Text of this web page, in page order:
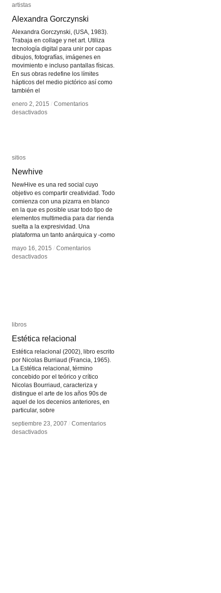
artistas
Alexandra Gorczynski
Alexandra Gorczynski, (USA, 1983).
Trabaja en collage y net art. Utiliza
tecnología digital para unir por capas
dibujos, fotografías, imágenes en
movimiento e incluso pantallas físicas.
En sus obras redefine los límites
hápticos del medio pictórico así como
también el
enero 2, 2015 / Comentarios
desactivadosen
artistas
Alexandra Gorczynski
enero 2, 2015 / Comentarios
desactivadosen
sitios
Newhive
NewHive es una red social cuyo
objetivo es compartir creatividad. Todo
comienza con una pizarra en blanco
en la que es posible usar todo tipo de
elementos multimedia para dar rienda
suelta a la expresividad. Una
plataforma un tanto anárquica y -como
mayo 16, 2015 / Comentarios
desactivadosen
sitios
Newhive
mayo 16, 2015 / Comentarios
desactivadosen
libros
Estética relacional
Estética relacional (2002), libro escrito
por Nicolas Burriaud (Francia, 1965).
La Estética relacional, término
concebido por el teórico y crítico
Nicolas Bourriaud, caracteriza y
distingue el arte de los años 90s de
aquel de los decenios anteriores, en
particular, sobre
septiembre 23, 2007 / Comentarios
desactivadosen
libros
Estética relacional
septiembre 23, 2007 / Comentarios
desactivadosen